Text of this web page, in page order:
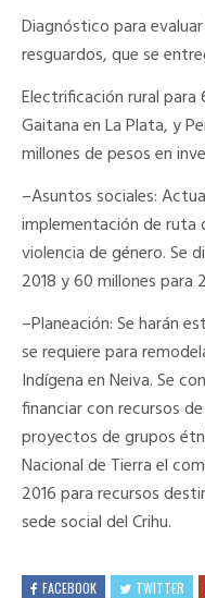
Diagnóstico para
resguardos, que se
Electrificación rural para
Gaitana en La Plata, y
millones de pesos en
–Asuntos sociales:
implementación de ruta
violencia de género. Se
2018 y 60 millones para
–Planeación: Se harán
se requiere para
Indígena en Neiva. Se
financiar con recursos
proyectos de grupos
Nacional de Tierra el
2016 para recursos
sede social del Crihu.
FACEBOOK TWITTER